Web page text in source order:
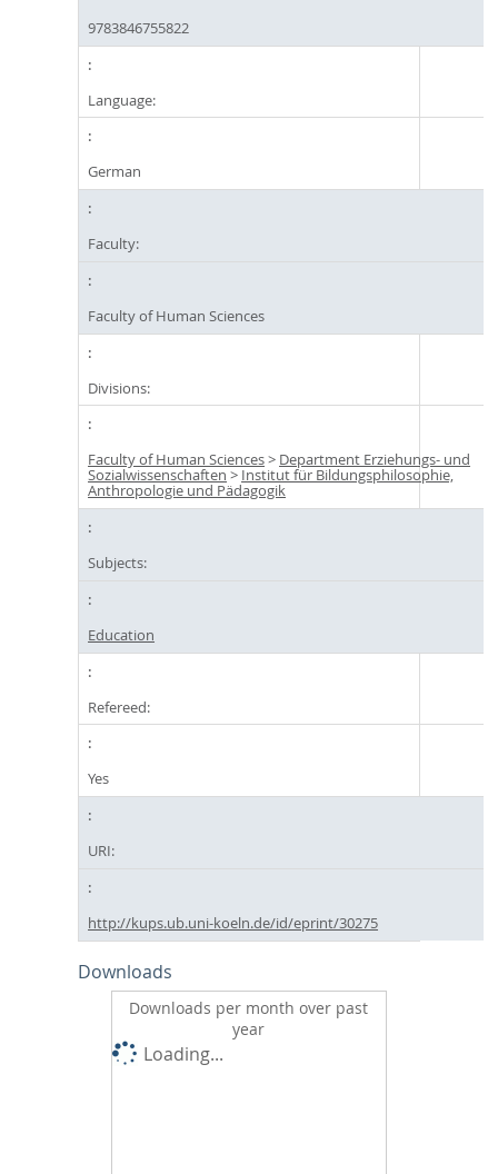
9783846755822
Language:
German
Faculty:
Faculty of Human Sciences
Divisions:
Faculty of Human Sciences> Department Erziehungs- und
Sozialwissenschaften > Institut für Bildungsphilosophie,
Anthropologie und Pädagogik
Subjects:
Education
Refereed:
Yes
URI:
http://kups.ub.uni-koeln.de/id/eprint/30275
Downloads
Downloads per month over past
year
Loading...